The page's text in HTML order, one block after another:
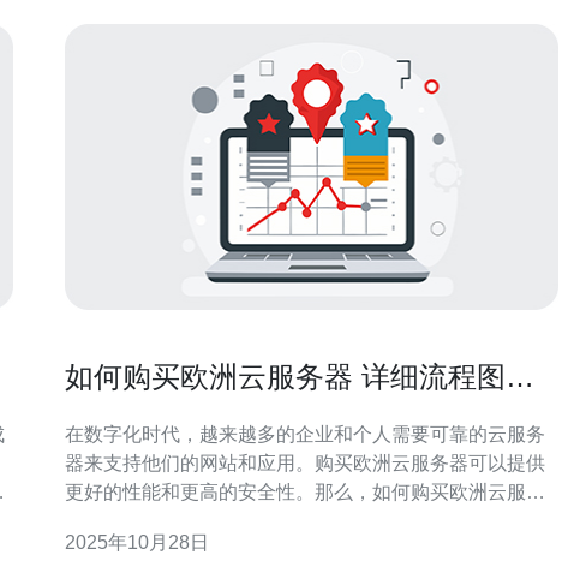
如何购买欧洲云服务器 详细流程图解
在数字化时代，越来越多的企业和个人需要可靠的云服务
器来支持他们的网站和应用。购买欧洲云服务器可以提供
更好的性能和更高的安全性。那么，如何购买欧洲云服务
程。 首先，您需要明确自己的需求，包括网站类型、流量
2025年10月28日